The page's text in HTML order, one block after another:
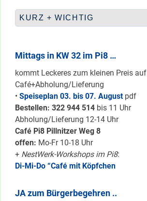
KURZ + WICHTIG
Mittags in KW 32 im Pi8 …
kommt Leckeres zum kleinen Preis
Café+Abholung/Lieferung
• Speiseplan 03. bis 07. August pdf
Bestellen: 322 944 514 bis 11 Uhr
Abholung/Lieferung 12-14 Uhr
Café Pi8 Pillnitzer Weg 8
offen: Mo-Fr 10-18 Uhr
+ NestWerk-Workshops im Pi8:
Di-Mi-Do “Café mit Köpfchen
JA zum Bürgerbegehren ..